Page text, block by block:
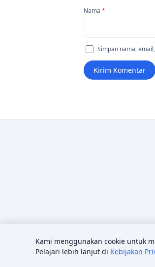
Nama *
Simpan nama,
Kami menggunakan cookie untuk
Pelajari lebih lanjut di Kebijakan